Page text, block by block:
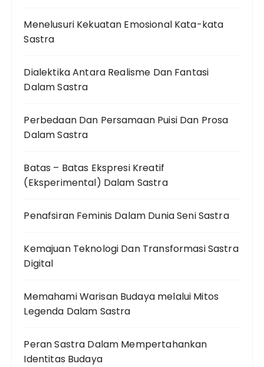
Menelusuri Kekuatan Emosional Kata-kata
Sastra
Dialektika Antara Realisme Dan Fantasi
Dalam Sastra
Perbedaan Dan Persamaan Puisi Dan Prosa
Dalam Sastra
Batas – Batas Ekspresi Kreatif
(Eksperimental) Dalam Sastra
Penafsiran Feminis Dalam Dunia Seni Sastra
Kemajuan Teknologi Dan Transformasi Sastra
Digital
Memahami Warisan Budaya melalui Mitos
Legenda Dalam Sastra
Peran Sastra Dalam Mempertahankan
Identitas Budaya